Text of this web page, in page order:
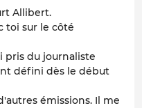
Allibert.
toi sur le côté
pris du journaliste
défini dès le début
émissions. Il me